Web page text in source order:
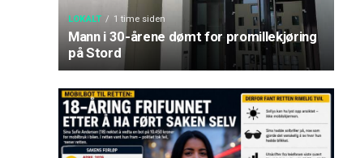
LOKALT 1 time siden
Mann i 30-årene dømt for promillekjøring
på Stord